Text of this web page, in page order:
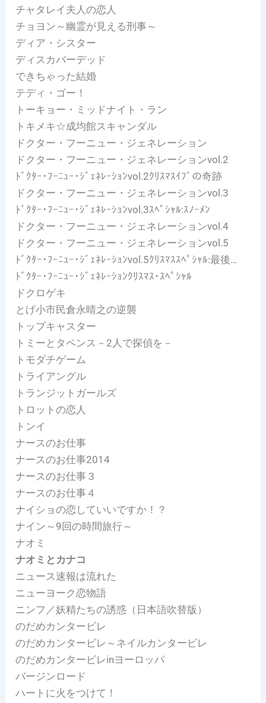
チャタレイ夫人の恋人
チョヨン～幽霊が見える刑事～
ディア・シスター
ディスカバーデッド
できちゃった結婚
テディ・ゴー！
トーキョー・ミッドナイト・ラン
トキメキ☆成均館スキャンダル
ドクター・フーニュー・ジェネレーション
ドクター・フーニュー・ジェネレーションvol.2
ﾄﾞｸﾀｰ･ﾌｰﾆｭｰ･ｼﾞｪﾈﾚｰｼｮﾝvol.2ｸﾘｽﾏｽｲﾌﾞの奇跡
ドクター・フーニュー・ジェネレーションvol.3
ﾄﾞｸﾀｰ･ﾌｰﾆｭｰ･ｼﾞｪﾈﾚｰｼｮﾝvol.3ｽﾍﾟｼｬﾙ:ｽﾉｰﾒﾝ
ドクター・フーニュー・ジェネレーションvol.4
ドクター・フーニュー・ジェネレーションvol.5
ﾄﾞｸﾀｰ･ﾌｰﾆｭｰ･ｼﾞｪﾈﾚｰｼｮﾝvol.5ｸﾘｽﾏｽｽﾍﾟｼｬﾙ:最後…
ﾄﾞｸﾀｰ･ﾌｰﾆｭｰ･ｼﾞｪﾈﾚｰｼｮﾝｸﾘｽﾏｽ･ｽﾍﾟｼｬﾙ
ドクロゲキ
とげ小市民倉永晴之の逆襲
トップキャスター
トミーとタペンス－2人で探偵を－
トモダチゲーム
トライアングル
トランジットガールズ
トロットの恋人
トンイ
ナースのお仕事
ナースのお仕事2014
ナースのお仕事３
ナースのお仕事４
ナイショの恋していいですか！？
ナイン～9回の時間旅行～
ナオミ
ナオミとカナコ
ニュース速報は流れた
ニューヨーク恋物語
ニンフ／妖精たちの誘惑（日本語吹替版）
のだめカンタービレ
のだめカンタービレ～ネイルカンタービレ
のだめカンタービレinヨーロッパ
バージンロード
ハートに火をつけて！